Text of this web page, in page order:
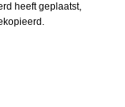
heeft geplaatst,